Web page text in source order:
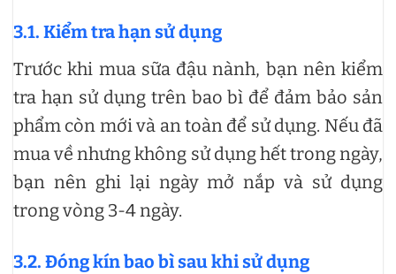
3.1. Kiểm tra hạn sử dụng
Trước khi mua sữa đậu nành, bạn nên kiểm
tra hạn sử dụng trên bao bì để đảm bảo sản
phẩm còn mới và an toàn để sử dụng. Nếu đã
mua về nhưng không sử dụng hết trong ngày,
bạn nên ghi lại ngày mở nắp và sử dụng
trong vòng 3-4 ngày.
3.2. Đóng kín bao bì sau khi sử dụng